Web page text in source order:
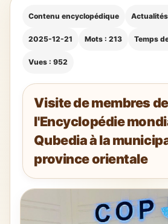
Contenu encyclopédique
2025-12-21 Mots : 213 Temps
Vues : 952
Visite de membres de
l'Encyclopédie
Qubedia à la
province orientale